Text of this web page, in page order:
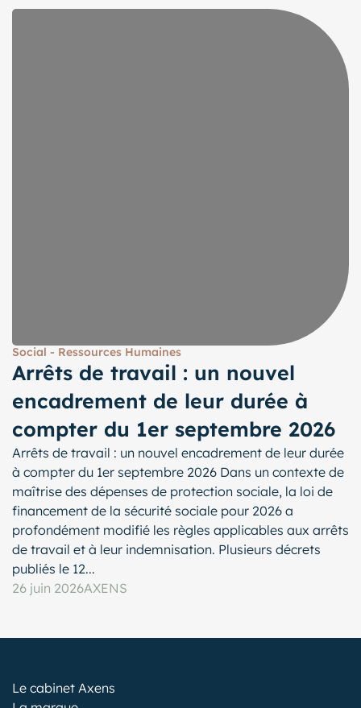
Social - Ressources Humaines
Arrêts de travail : un nouvel
encadrement de leur durée à
compter du 1er septembre 2026
Arrêts de travail : un nouvel encadrement de leur durée
à compter du 1er septembre 2026 Dans un contexte de
maîtrise des dépenses de protection sociale, la loi de
financement de la sécurité sociale pour 2026 a
profondément modifié les règles applicables aux arrêts
de travail et à leur indemnisation. Plusieurs décrets
publiés le 12...
26 juin 2026AXENS
Le cabinet Axens